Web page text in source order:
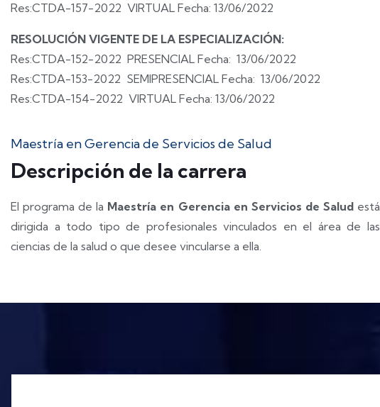
Res:CTDA-157-2022 VIRTUAL Fecha: 13/06/2022
RESOLUCIÓN VIGENTE DE LA ESPECIALIZACIÓN:
Res:CTDA-152-2022 PRESENCIAL Fecha: 13/06/2022
Res:CTDA-153-2022 SEMIPRESENCIAL Fecha: 13/06/2022
Res:CTDA-154-2022 VIRTUAL Fecha: 13/06/2022
Maestría en Gerencia de Servicios de Salud
Descripción de la carrera
El programa de la Maestría en Gerencia en Servicios de Saludestá
dirigida a todo tipo de profesionales vinculados en el área de las
ciencias de la salud o que desee vincularse a ella.